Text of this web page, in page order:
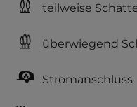
teilweise
überwiegend
Stromanschluss